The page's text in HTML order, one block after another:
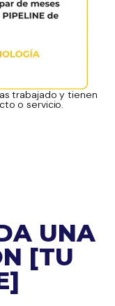
trabajado y tienen
o servicio.
UNA
[TU